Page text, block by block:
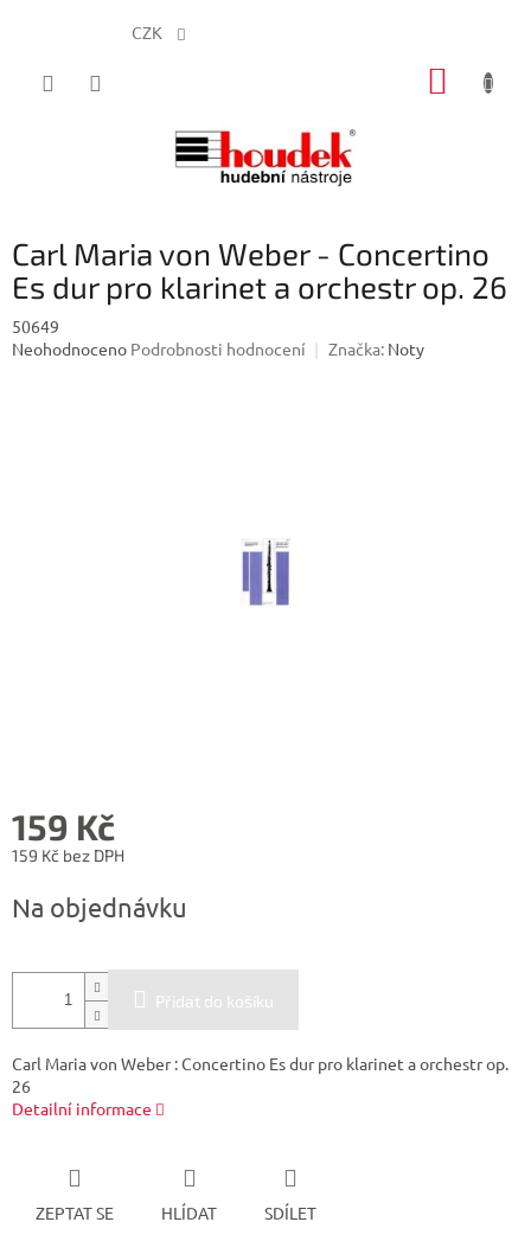
CZK
Carl Maria von Weber - Concertino
Es dur pro klarinet a orchestr op. 26
50649
Průměrné
Neohodnoceno Podrobnosti hodnocení Značka: Noty
159 Kč
159 Kč bez DPH
cena:
Na objednávku
Přidat do košíku
Carl Maria von Weber : Concertino Es dur pro klarinet a orchestr op.
26
Detailní informace
ZEPTAT SE HLÍDAT SDÍLET